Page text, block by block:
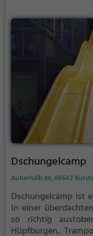
gespielt werden.
besonders gut,
veranstalten. Auf
Parcours wird es
den Gästen so
Dschungelcamp
Außerhalb 86, 68642
Dschungelcamp ist
In einer
so richtig
Hüpfburgen,